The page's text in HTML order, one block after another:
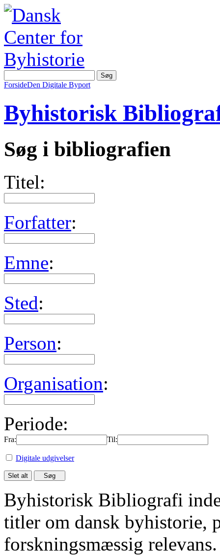
ForsideDen Digitale Byport
Byhistorisk
Søg i bibliografien
Titel:
Forfatter:
Emne:
Sted:
Person:
Organisation:
Periode:
Fra: Til:
Digitale udgivelser
Byhistorisk Bibliografi
titler om dansk byhistorie,
forskningsmæssig relevans.